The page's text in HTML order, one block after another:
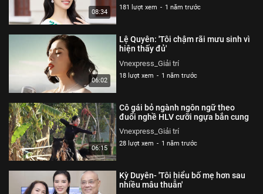
08:34
181 lượt xem - 1 năm trước
06:02
Lệ Quyên: 'Tôi chậm rãi mưu sinh vì
hiện thấy đủ'
Vnexpress_Giải trí
18 lượt xem - 1 năm trước
06:15
Cô gái bỏ ngành ngôn ngữ theo
đuổi nghề HLV cưỡi ngựa bắn cung
Vnexpress_Giải trí
28 lượt xem - 1 năm trước
Kỳ Duyên- 'Tôi hiểu bố mẹ hơn sau
nhiều mâu thuẫn'